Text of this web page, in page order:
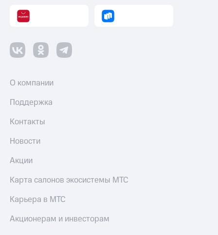
О компании
Поддержка
Контакты
Новости
Акции
Карта салонов экосистемы МТС
Карьера в МТС
Акционерам и инвесторам